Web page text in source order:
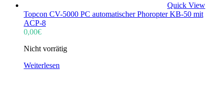
Quick View
Topcon CV-5000 PC automatischer Phoropter KB-50 mit
ACP-8
0,00€
Nicht vorrätig
Weiterlesen